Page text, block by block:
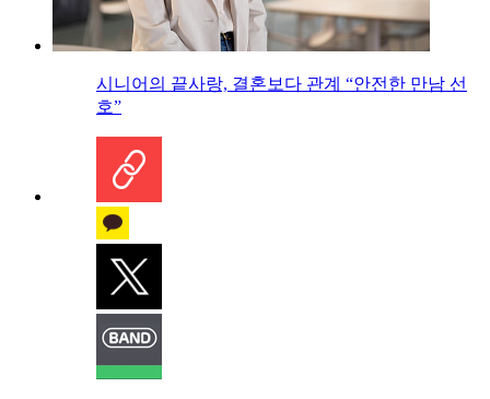
시니어의 끝사랑, 결혼보다 관계 “안전한 만남 선
호”